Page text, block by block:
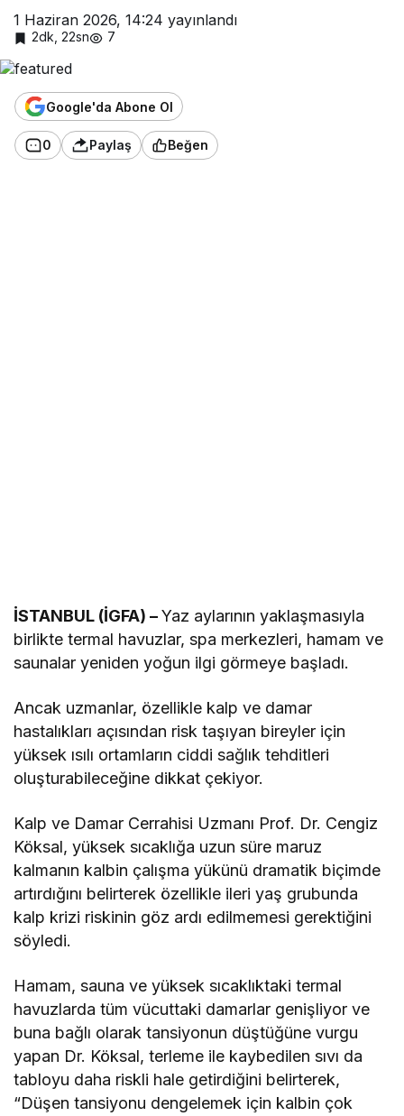
1 Haziran 2026, 14:24 yayınlandı
2dk, 22sn 7
Google'da Abone Ol
0 Paylaş Beğen
İSTANBUL (İGFA) –Yaz aylarının yaklaşmasıyla
birlikte termal havuzlar, spa merkezleri, hamam ve
saunalar yeniden yoğun ilgi görmeye başladı.
Ancak uzmanlar, özellikle kalp ve damar
hastalıkları açısından risk taşıyan bireyler için
yüksek ısılı ortamların ciddi sağlık tehditleri
oluşturabileceğine dikkat çekiyor.
Kalp ve Damar Cerrahisi Uzmanı Prof. Dr. Cengiz
Köksal, yüksek sıcaklığa uzun süre maruz
kalmanın kalbin çalışma yükünü dramatik biçimde
artırdığını belirterek özellikle ileri yaş grubunda
kalp krizi riskinin göz ardı edilmemesi gerektiğini
söyledi.
Hamam, sauna ve yüksek sıcaklıktaki termal
havuzlarda tüm vücuttaki damarlar genişliyor ve
buna bağlı olarak tansiyonun düştüğüne vurgu
yapan Dr. Köksal, terleme ile kaybedilen sıvı da
tabloyu daha riskli hale getirdiğini belirterek,
“Düşen tansiyonu dengelemek için kalbin çok